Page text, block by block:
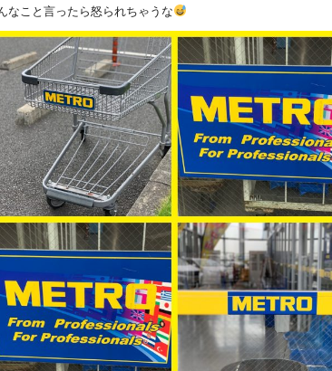
なこと言ったら怒られちゃうな